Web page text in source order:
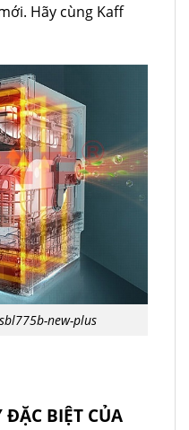
Hãy cùng Kaff
new-plus
BIỆT CỦA